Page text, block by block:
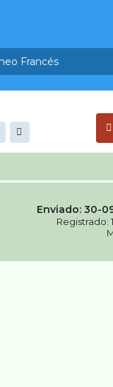
Enviado: 30-
Registrado: